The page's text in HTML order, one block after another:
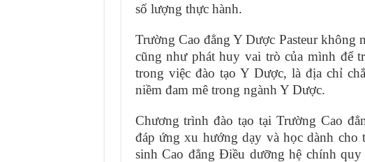
số lượng thực hành.
Trường Cao đẳng Y Dược Pasteur không
cũng như phát huy vai trò của mình để
trong việc đào tạo Y Dược, là địa chỉ
niềm đam mê trong ngành Y Dược.
Chương trình đào tạo tại Trường Cao
đáp ứng xu hướng dạy và học dành
sinh Cao đẳng Điều dưỡng hệ chính